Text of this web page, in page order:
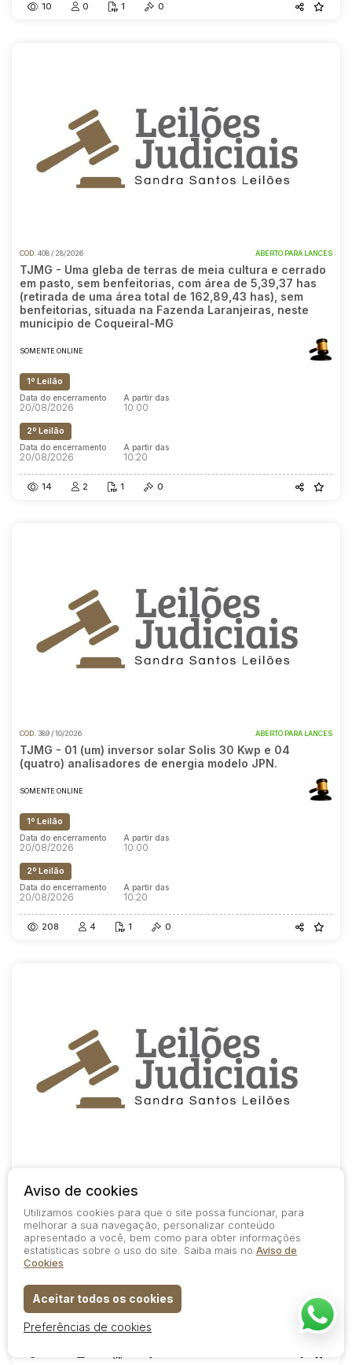
10 0 1 0
COD. 408 / 28/2026 ABERTO PARA LANCES
TJMG - Uma gleba de terras de meia cultura e cerrado
em pasto, sem benfeitorias, com área de 5,39,37 has
(retirada de uma área total de 162,89,43 has), sem
benfeitorias, situada na Fazenda Laranjeiras, neste
municipio de Coqueiral-MG
SOMENTE ONLINE
1º Leilão
Data do encerramento
20/08/2026
A partir das
10:00
2º Leilão
Data do encerramento
20/08/2026
A partir das
10:20
14 2 1 0
COD. 389 / 10/2026 ABERTO PARA LANCES
TJMG - 01 (um) inversor solar Solis 30 Kwp e 04
(quatro) analisadores de energia modelo JPN.
SOMENTE ONLINE
1º Leilão
Data do encerramento
20/08/2026
A partir das
10:00
2º Leilão
Data do encerramento
20/08/2026
A partir das
10:20
208 4 1 0
TJMG - MOTOCICLETA I/CHARMING BULL KRC50
SOMENTE ONLINE
1º Leilão
Data do encerramento
2º Leilão
Data do encerramento
20/08/2026
A partir das
10:20
Aviso de cookies
Utilizamos cookies para que o site possa funcionar, para
melhorar a sua navegação, personalizar conteúdo
apresentado a você, bem como para obter informações
estatísticas sobre o uso do site. Saiba mais no Aviso de
Cookies
Aceitar todos os cookies
Preferências de cookies